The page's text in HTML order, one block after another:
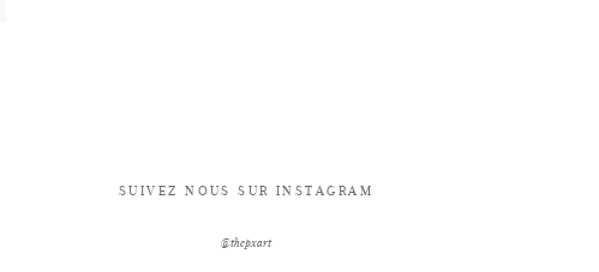
SUIVEZ NOUS SUR INSTAGRAM
@thepxart